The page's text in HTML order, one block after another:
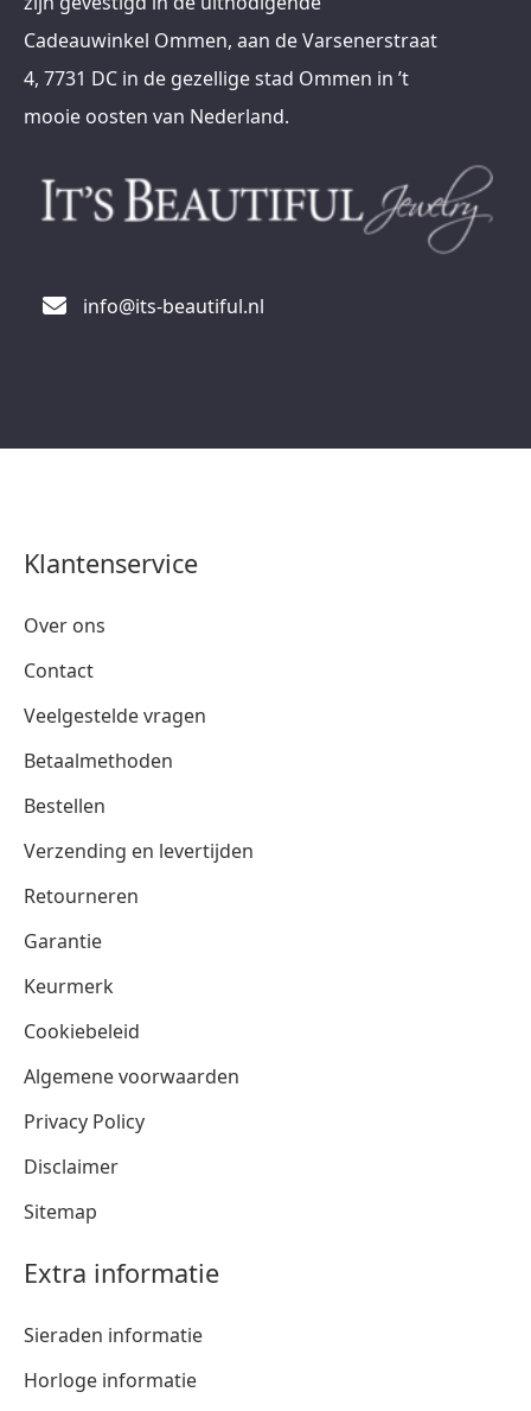
Cadeauwinkel Ommen, aan de Varsenerstraat
4, 7731 DC in de gezellige stad Ommen in ’t
mooie oosten van Nederland.
info@its-beautiful.nl
Klantenservice
Over ons
Contact
Veelgestelde vragen
Betaalmethoden
Bestellen
Verzending en levertijden
Retourneren
Garantie
Keurmerk
Cookiebeleid
Algemene voorwaarden
Privacy Policy
Disclaimer
Sitemap
Extra informatie
Sieraden informatie
Horloge informatie